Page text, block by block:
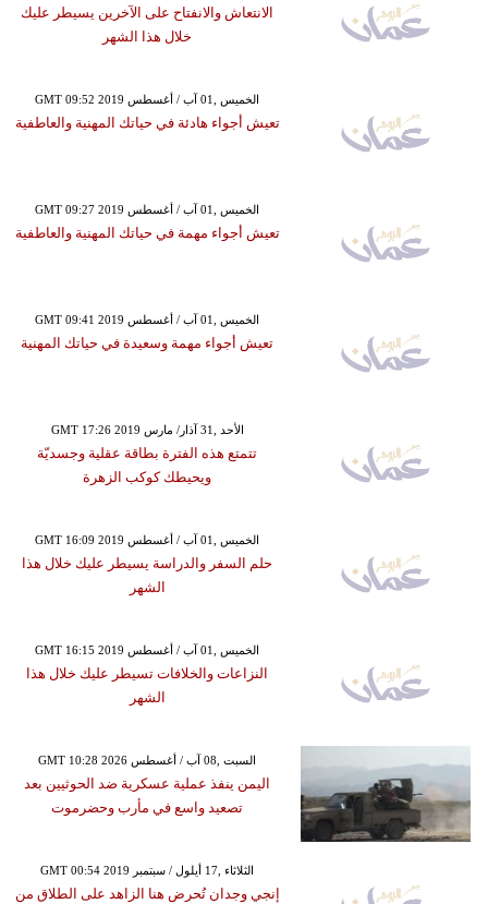
الانتعاش والانفتاح على الآخرين يسيطر عليك
خلال هذا الشهر
GMT 09:52 2019 الخميس ,01 آب / أغسطس
تعيش أجواء هادئة في حياتك المهنية والعاطفية
GMT 09:27 2019 الخميس ,01 آب / أغسطس
تعيش أجواء مهمة في حياتك المهنية والعاطفية
GMT 09:41 2019 الخميس ,01 آب / أغسطس
تعيش أجواء مهمة وسعيدة في حياتك المهنية
GMT 17:26 2019 الأحد ,31 آذار/ مارس
تتمتع هذه الفترة بطاقة عقلية وجسديّة
ويحيطك كوكب الزهرة
GMT 16:09 2019 الخميس ,01 آب / أغسطس
حلم السفر والدراسة يسيطر عليك خلال هذا
الشهر
GMT 16:15 2019 الخميس ,01 آب / أغسطس
النزاعات والخلافات تسيطر عليك خلال هذا
الشهر
GMT 10:28 2026 السبت ,08 آب / أغسطس
اليمن ينفذ عملية عسكرية ضد الحوثيين بعد
تصعيد واسع في مأرب وحضرموت
GMT 00:54 2019 الثلاثاء ,17 أيلول / سبتمبر
إنجي وجدان تُحرض هنا الزاهد على الطلاق من